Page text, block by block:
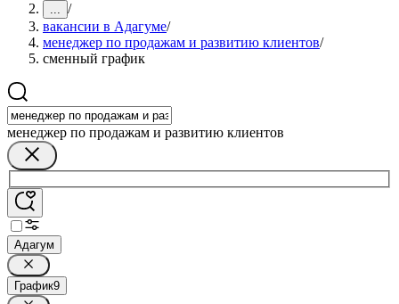
... /
вакансии в Адагуме/
менеджер по продажам и развитию клиентов/
сменный график
менеджер по продажам и развитию клиентов
Адагум
График9